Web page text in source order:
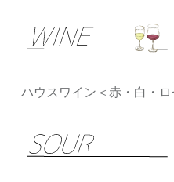
ハウスワイン＜赤・白・ロ